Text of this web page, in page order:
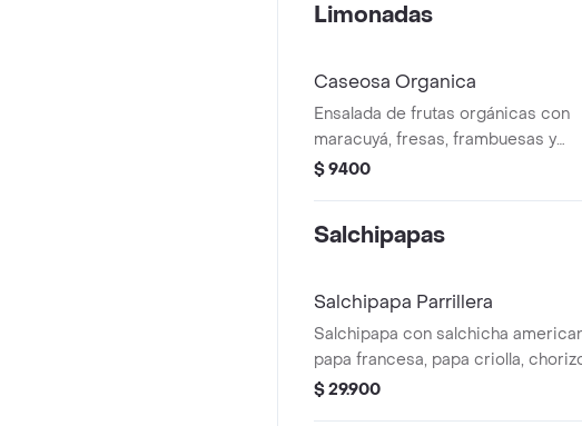
Limonadas
Caseosa Organica
Ensalada de frutas orgánicas con
maracuyá, fresas, frambuesas y
arándanos.
$ 9400
Salchipapas
Salchipapa Parrillera
Salchipapa con salchicha
papa francesa, papa criolla,
huevos de codorniz, chicharrón,
$ 29.900